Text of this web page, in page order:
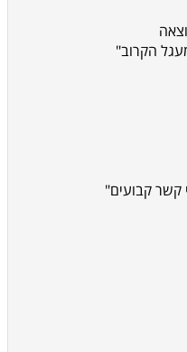
הקרוב"
קבועים"